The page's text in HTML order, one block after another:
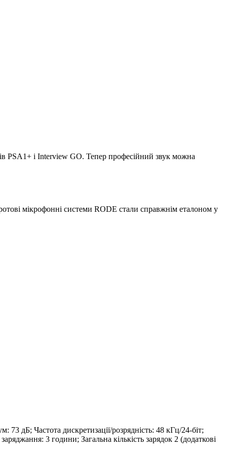
PSA1+ і Interview GO. Тепер професійний звук можна
мікрофонні системи RODE стали справжнім еталоном у
дБ; Частота дискретизації/розрядність: 48 кГц/24-біт;
3 години; Загальна кількість зарядок 2 (додаткові